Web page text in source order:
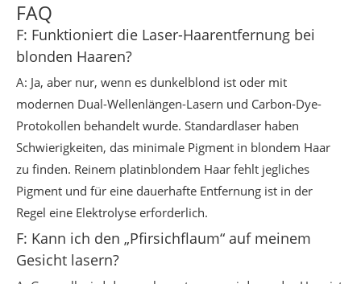
FAQ
F: Funktioniert die Laser-Haarentfernung bei
blonden Haaren?
A: Ja, aber nur, wenn es dunkelblond ist oder mit
modernen Dual-Wellenlängen-Lasern und Carbon-Dye-
Protokollen behandelt wurde. Standardlaser haben
Schwierigkeiten, das minimale Pigment in blondem Haar
zu finden. Reinem platinblondem Haar fehlt jegliches
Pigment und für eine dauerhafte Entfernung ist in der
Regel eine Elektrolyse erforderlich.
F: Kann ich den „Pfirsichflaum“ auf meinem
Gesicht lasern?